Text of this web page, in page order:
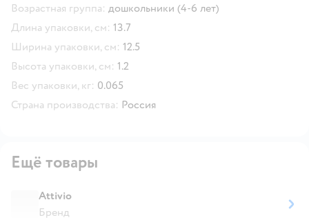
Возрастная группа: дошкольники (4-6 лет)
Длина упаковки, см: 13.7
Ширина упаковки, см: 12.5
Высота упаковки, см: 1.2
Вес упаковки, кг: 0.065
Страна производства: Россия
Ещё товары
Attivio
Бренд